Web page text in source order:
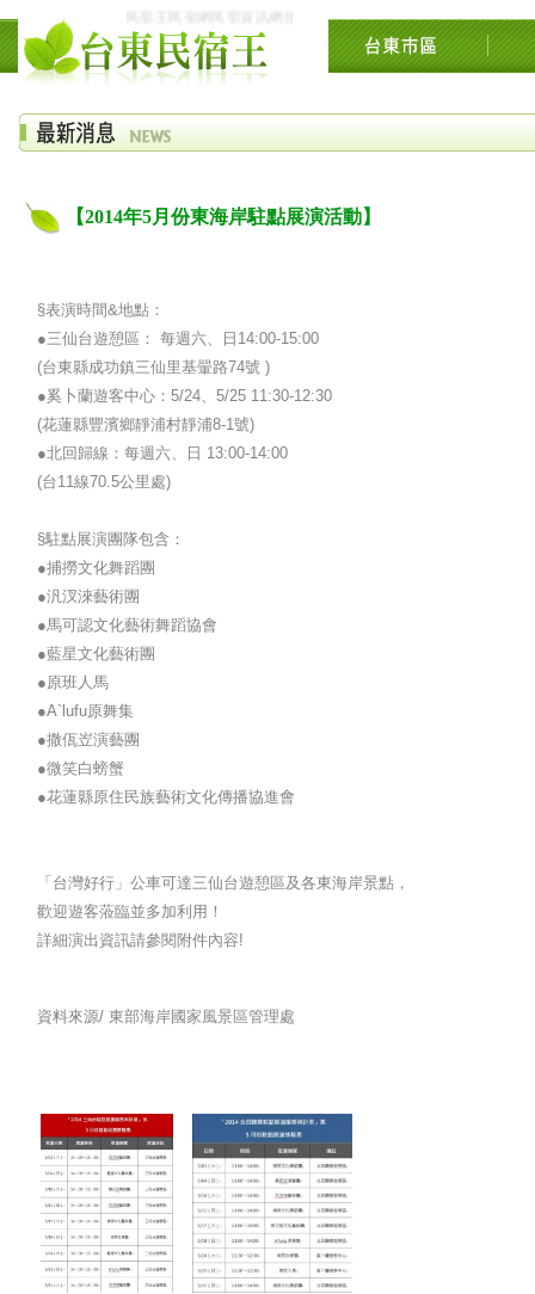
民宿王民宿網民宿資訊網台東花東花蓮綠島民宿住宿旅遊景點交
【2014年5月份東海岸駐點展演活動】
§表演時間&地點：
●三仙台遊憩區： 每週六、日14:00-15:00
(台東縣成功鎮三仙里基翬路74號 )
●奚卜蘭遊客中心：5/24、5/25 11:30-12:30
(花蓮縣豐濱鄉靜浦村靜浦8-1號)
●北回歸線：每週六、日 13:00-14:00
(台11線70.5公里處)
§駐點展演團隊包含：
●捕撈文化舞蹈團
●汎汊淶藝術團
●馬可認文化藝術舞蹈協會
●藍星文化藝術團
●原班人馬
●A`lufu原舞集
●撒佤岦演藝團
●微笑白螃蟹
●花蓮縣原住民族藝術文化傳播協進會
「台灣好行」公車可達三仙台遊憩區及各東海岸景點，
歡迎遊客蒞臨並多加利用！
詳細演出資訊請參閱附件內容!
資料來源/ 東部海岸國家風景區管理處